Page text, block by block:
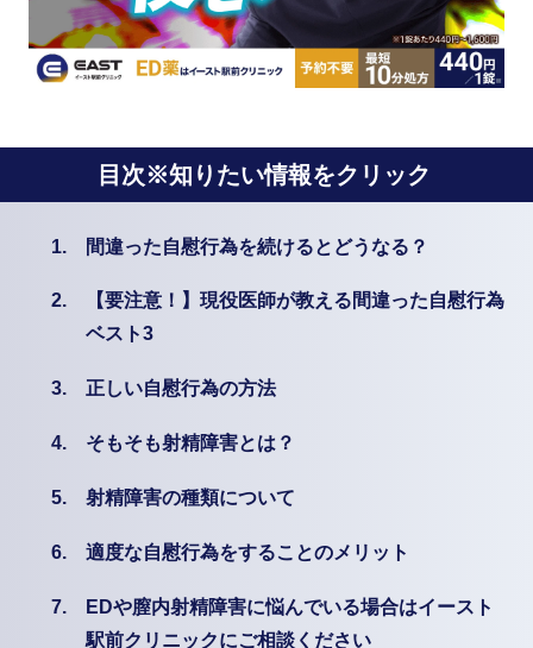
目次※知りたい情報をクリック
1. 間違った自慰行為を続けるとどうなる？
2.
【要注意！】現役医師が教える間違った自慰行為
ベスト3
3. 正しい自慰行為の方法
4. そもそも射精障害とは？
5. 射精障害の種類について
6. 適度な自慰行為をすることのメリット
7.
EDや膣内射精障害に悩んでいる場合はイースト
駅前クリニックにご相談ください